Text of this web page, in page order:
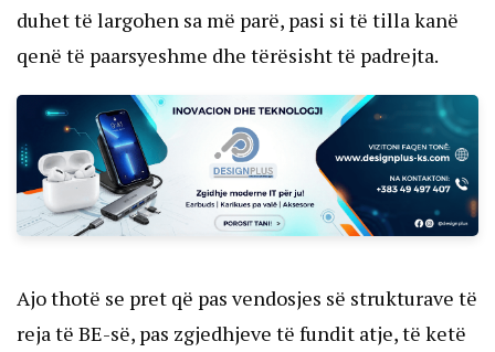
duhet të largohen sa më parë, pasi si të tilla kanë
qenë të paarsyeshme dhe tërësisht të padrejta.
Ajo thotë se pret që pas vendosjes së strukturave të
reja të BE-së, pas zgjedhjeve të fundit atje, të ketë